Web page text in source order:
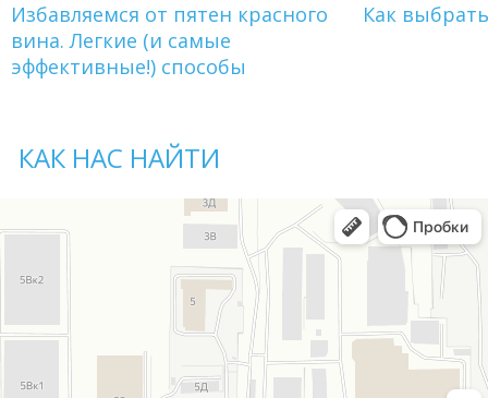
Избавляемся от пятен красного
вина. Легкие (и самые
эффективные!) способы
Как
КАК НАС НАЙТИ